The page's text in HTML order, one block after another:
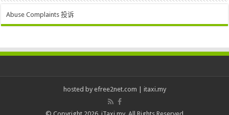
Abuse Complaints 投诉
hosted by efree2net.com itaxi.my